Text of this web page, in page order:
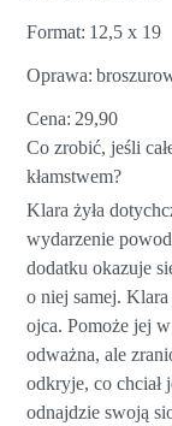
Format 12,5 x 19
Oprawa
Cena 29,90
Co zrobić, jeśli
kłamstwem?
Klara żyła
wydarzenie
dodatku okazuje
o niej samej. Klara
ojca. Pomoże jej
odważna, ale
odkryje, co chciał
odnajdzie swoją